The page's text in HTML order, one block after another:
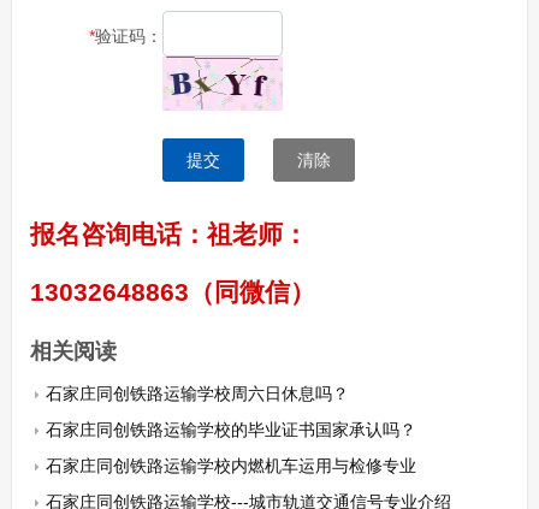
*验证码：
提交 清除
报名咨询电话：祖老师：
13032648863（同微信）
相关阅读
石家庄同创铁路运输学校周六日休息吗？
石家庄同创铁路运输学校的毕业证书国家承认吗？
石家庄同创铁路运输学校内燃机车运用与检修专业
石家庄同创铁路运输学校---城市轨道交通信号专业介绍